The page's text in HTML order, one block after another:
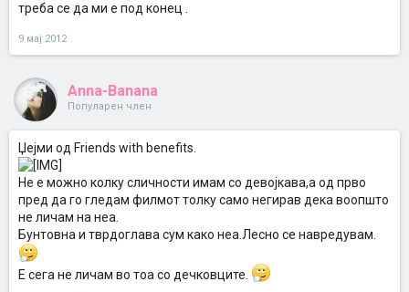
треба се да ми е под конец .
9 мај 2012
Anna-Banana
Популарен член
Џејми од Friends with benefits.
Не е можно колку сличности имам со девојкава,а од прво
пред да го гледам филмот толку само негирав дека воопшто
не личам на неа.
Бунтовна и тврдоглава сум како неа.Лесно се навредувам.
Е сега не личам во тоа со дечковците.